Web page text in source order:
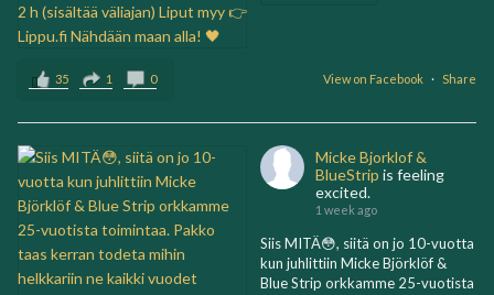
View on Facebook · Share
35 1 0
Micke Bjorklof &
BlueStrip is feeling
excited.
1 week ago
Siis MITÄ😳, siitä on jo 10-vuotta
kun juhlittiin Micke Björklöf &
Blue Strip orkkamme 25-vuotista